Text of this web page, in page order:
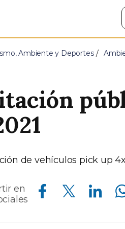
Ambiente y Deportes
de vehículos pick up
en
Compartir en Facebook Compartir en Twitter Compartir en Linkedin Compartir en Whatsapp